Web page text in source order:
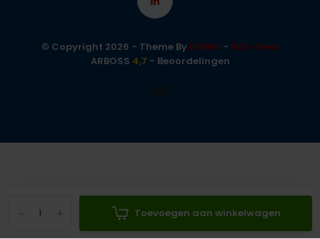
Toevoegen aan winkelwagen
© Copyright 2026 - Theme By DMWS - RSS-feed
ARBOSS 4,7 - Beoordelingen